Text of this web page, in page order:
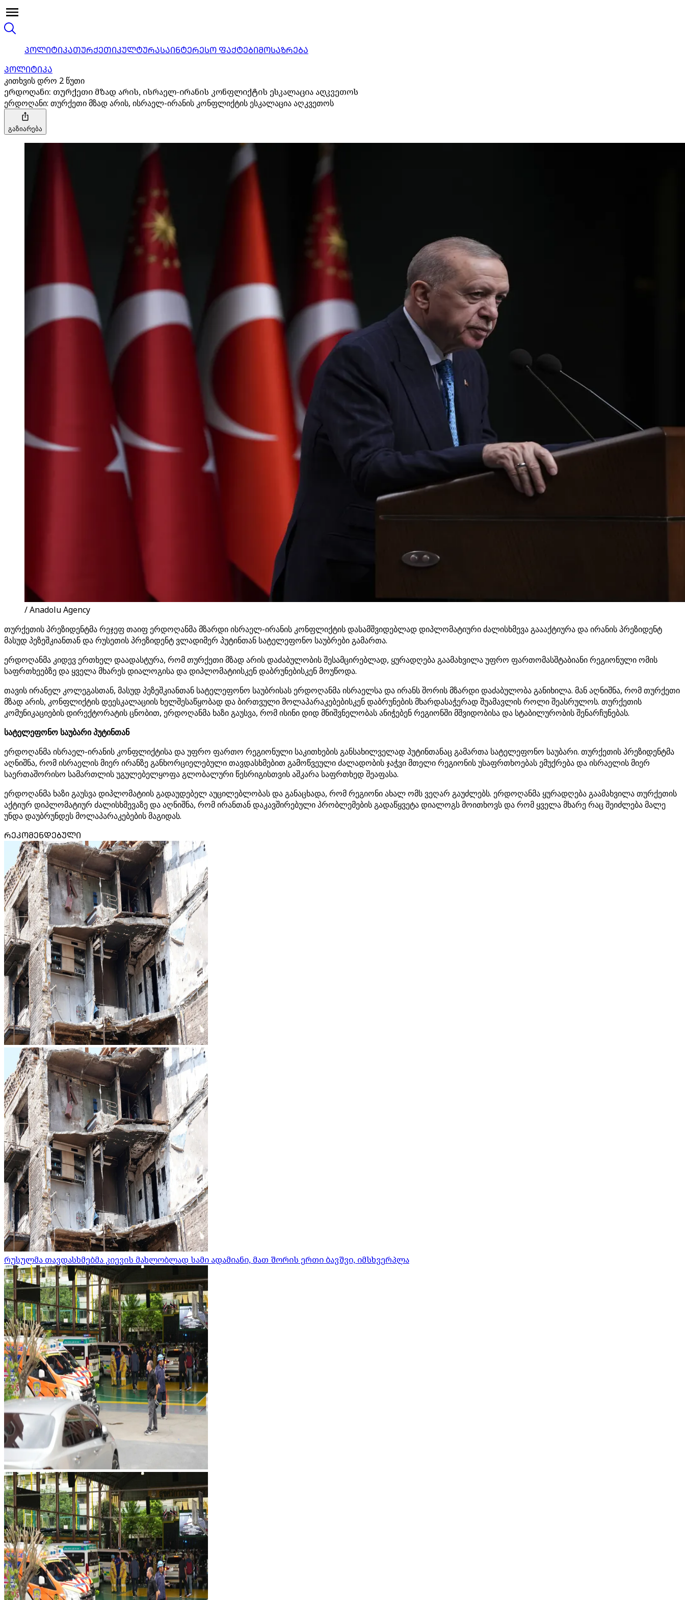
ᲞᲝᲚᲘᲢᲘᲙᲐᲗᲣᲠᲥᲔᲗᲘᲙᲣᲚᲢᲣᲠᲐᲡᲐᲘᲜᲢᲔᲠᲔᲡᲝ ᲤᲐᲥᲢᲔᲑᲘᲛᲝᲡᲐᲖᲠᲔᲑᲐ
ᲞᲝᲚᲘᲢᲘᲙᲐ
კითხვის დრო 2 წუთი
ერდოღანი: თურქეთი მზად არის, ისრაელ-ირანის კონფლიქტის ესკალაცია აღკვეთოს
ერდოღანი: თურქეთი მზად არის, ისრაელ-ირანის კონფლიქტის ესკალაცია აღკვეთოს
გაზიარება
/ Anadolu Agency
თურქეთის პრეზიდენტმა რეჯეფ თაიფ ერდოღანმა მზარდი ისრაელ-ირანის კონფლიქტის დასამშვიდებლად დიპლომატიური ძალისხმევა გაააქტიურა და ირანის პრეზიდენტ
მასუდ პეზეშკიანთან და რუსეთის პრეზიდენტ ვლადიმერ პუტინთან სატელეფონო საუბრები გამართა.
ერდოღანმა კიდევ ერთხელ დაადასტურა, რომ თურქეთი მზად არის დაძაბულობის შესამცირებლად, ყურადღება გაამახვილა უფრო ფართომასშტაბიანი რეგიონული ომის
საფრთხეებზე და ყველა მხარეს დიალოგისა და დიპლომატიისკენ დაბრუნებისკენ მოუწოდა.
თავის ირანელ კოლეგასთან, მასუდ პეზეშკიანთან სატელეფონო საუბრისას ერდოღანმა ისრაელსა და ირანს შორის მზარდი დაძაბულობა განიხილა. მან აღნიშნა, რომ თურქეთი
მზად არის, კონფლიქტის დეესკალაციის ხელშესაწყობად და ბირთვული მოლაპარაკებებისკენ დაბრუნების მხარდასაჭერად შუამავლის როლი შეასრულოს. თურქეთის
კომუნიკაციების დირექტორატის ცნობით, ერდოღანმა ხაზი გაუსვა, რომ ისინი დიდ მნიშვნელობას ანიჭებენ რეგიონში მშვიდობისა და სტაბილურობის შენარჩუნებას.
სატელეფონო საუბარი პუტინთან
ერდოღანმა ისრაელ-ირანის კონფლიქტისა და უფრო ფართო რეგიონული საკითხების განსახილველად პუტინთანაც გამართა სატელეფონო საუბარი. თურქეთის პრეზიდენტმა
აღნიშნა, რომ ისრაელის მიერ ირანზე განხორციელებული თავდასხმებით გამოწვეული ძალადობის ჯაჭვი მთელი რეგიონის უსაფრთხოებას ემუქრება და ისრაელის მიერ
საერთაშორისო სამართლის უგულებელყოფა გლობალური წესრიგისთვის აშკარა საფრთხედ შეაფასა.
ერდოღანმა ხაზი გაუსვა დიპლომატიის გადაუდებელ აუცილებლობას და განაცხადა, რომ რეგიონი ახალ ომს ვეღარ გაუძლებს. ერდოღანმა ყურადღება გაამახვილა თურქეთის
აქტიურ დიპლომატიურ ძალისხმევაზე და აღნიშნა, რომ ირანთან დაკავშირებული პრობლემების გადაწყვეტა დიალოგს მოითხოვს და რომ ყველა მხარე რაც შეიძლება მალე
უნდა დაუბრუნდეს მოლაპარაკებების მაგიდას.
ᲠᲔᲙᲝᲛᲔᲜᲓᲔᲑᲣᲚᲘ
რუსულმა თავდასხმებმა კიევის მახლობლად სამი ადამიანი, მათ შორის ერთი ბავშვი, იმსხვერპლა